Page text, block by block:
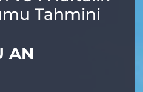
Tahmini
AN